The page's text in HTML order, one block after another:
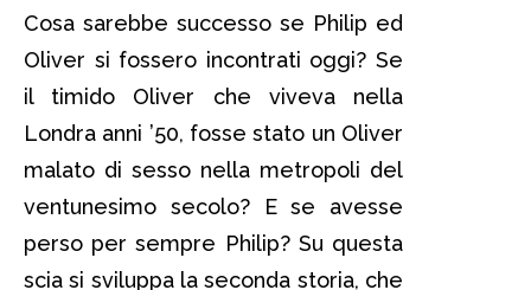
Cosa sarebbe successo se Philip ed
Oliver si fossero incontrati oggi? Se
il timido Oliver che viveva nella
Londra anni ’50, fosse stato un Oliver
malato di sesso nella metropoli del
ventunesimo secolo? E se avesse
perso per sempre Philip? Su questa
scia si sviluppa la seconda storia, che